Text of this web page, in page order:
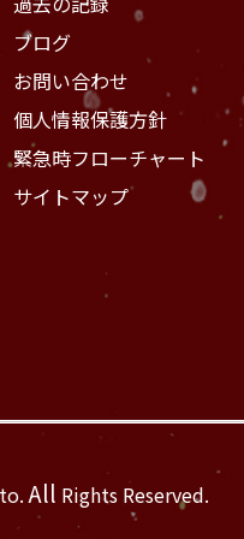
ブログ
お問い合わせ
個人情報保護方針
緊急時フローチャート
サイトマップ
All Rights Reserved.